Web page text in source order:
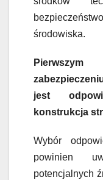
środowiska.
jest
konstrukcja
Wybór
powinien
potencjalnych